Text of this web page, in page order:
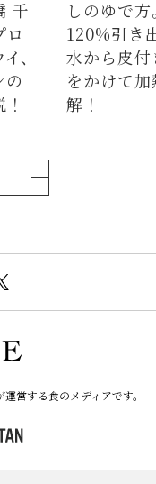
さを
は、
時間
正
の人気
ラダは
麺、よ
つかな
営する食のメディアです。